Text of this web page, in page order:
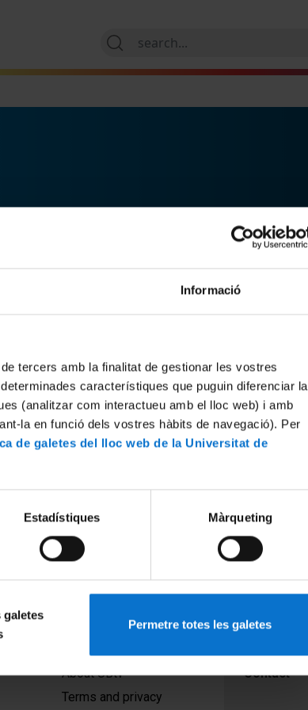
Informació
tercers amb la finalitat de gestionar les vostres
característiques que puguin diferenciar la
(analitzar com interactueu amb el lloc web) i amb
la en funció dels vostres hàbits de navegació). Per
de galetes del lloc web de la Universitat de
Estadístiques Màrqueting
galetes
Permetre totes les galetes
About UBtv
Terms and privacy
Contact